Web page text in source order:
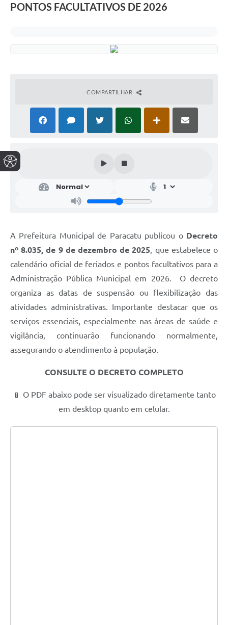
PONTOS FACULTATIVOS DE 2026
COMPARTILHAR
A Prefeitura Municipal de Paracatu publicou o Decreto
nº 8.035, de 9 de dezembro de 2025, que estabelece o
calendário oficial de feriados e pontos facultativos para a
Administração Pública Municipal em 2026. O decreto
organiza as datas de suspensão ou flexibilização das
atividades administrativas. Importante destacar que os
serviços essenciais, especialmente nas áreas de saúde e
vigilância, continuarão funcionando normalmente,
assegurando o atendimento à população.
CONSULTE O DECRETO COMPLETO
📱 O PDF abaixo pode ser visualizado diretamente tanto
em desktop quanto em celular.